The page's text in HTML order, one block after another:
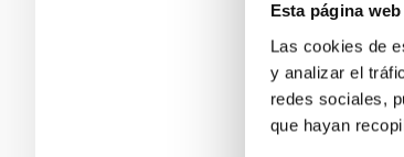
Esta página
Las cookies de
y analizar el
redes sociales,
que hayan